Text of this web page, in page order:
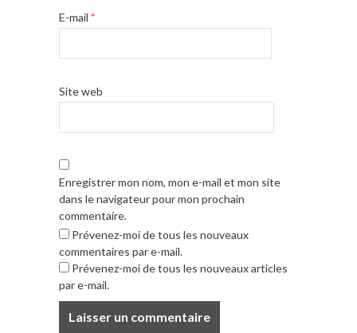
E-mail *
Site web
Enregistrer mon nom, mon e-mail et mon site
dans le navigateur pour mon prochain
commentaire.
Prévenez-moi de tous les nouveaux
commentaires par e-mail.
Prévenez-moi de tous les nouveaux articles
par e-mail.